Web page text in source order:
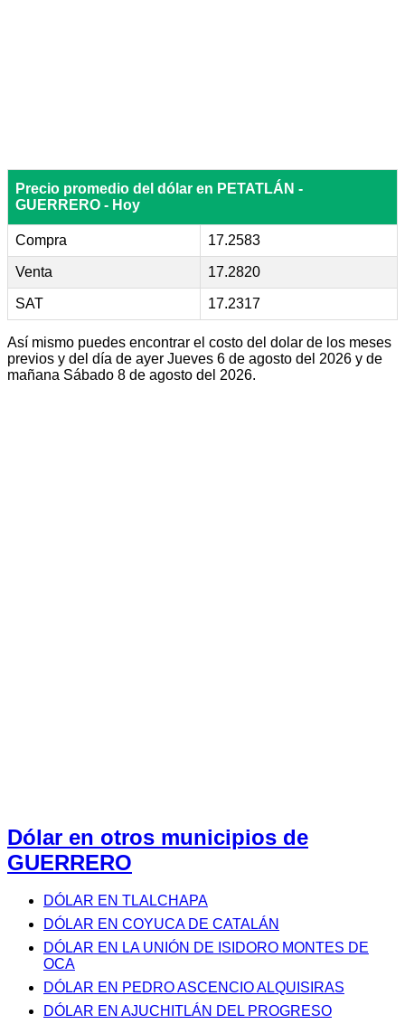
Precio promedio del dólar en PETATLÁN -
GUERRERO - Hoy
Compra 17.2583
Venta 17.2820
SAT 17.2317
Así mismo puedes encontrar el costo del dolar de los meses
previos y del día de ayer Jueves 6 de agosto del 2026 y de
mañana Sábado 8 de agosto del 2026.
Dólar en otros municipios de
GUERRERO
DÓLAR EN TLALCHAPA
DÓLAR EN COYUCA DE CATALÁN
DÓLAR EN LA UNIÓN DE ISIDORO MONTES DE
OCA
DÓLAR EN PEDRO ASCENCIO ALQUISIRAS
DÓLAR EN AJUCHITLÁN DEL PROGRESO